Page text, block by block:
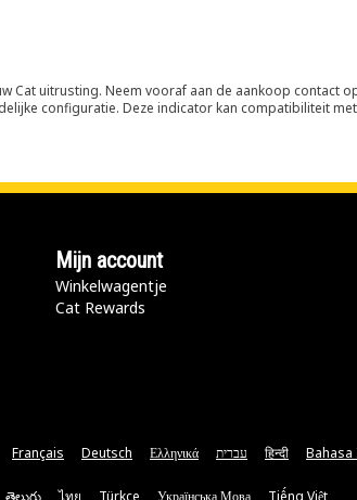
Cat uitrusting. Neem vooraf aan de aankoop contact
configuratie. Deze indicator kan compatibiliteit
Mijn account
Winkelwagentje
Cat Rewards
Français Deutsch Ελληνικά עברית हिन्दी
తెలుగు ไทย Türkçe Українська Мова Tiếng Việt